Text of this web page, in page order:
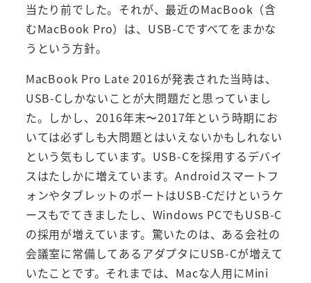
当たり前でした。それが、最近のMacBook（含
むMacBook Pro）は、USB-Cですべてをまかな
うという方針。
MacBook Pro Late 2016が発表された当時は、
USB-Cしかないことが大問題だと思っていまし
た。しかし、2016年末〜2017年という時期にお
いては必ずしも大問題とはいえないかもしれない
という気もしています。USB-Cを採用するデバイ
スはたしかに増えています。Androidスマートフ
ォンやタブレットのポートはUSB-Cだけというケ
ースもでてきましたし、Windows PCでもUSB-C
の採用が増えています。驚いたのは、ある会社の
会議室に常備してあるアダプタにUSB-Cが増えて
いたことです。それまでは、Macな人用にMini